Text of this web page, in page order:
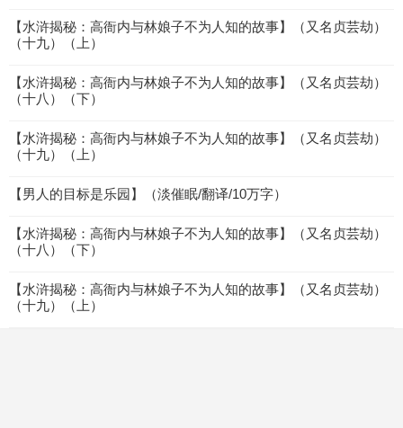
【水浒揭秘：高衙内与林娘子不为人知的故事】（又名贞芸劫）
（十九）（上）
【水浒揭秘：高衙内与林娘子不为人知的故事】（又名贞芸劫）
（十八）（下）
【水浒揭秘：高衙内与林娘子不为人知的故事】（又名贞芸劫）
（十九）（上）
【男人的目标是乐园】（淡催眠/翻译/10万字）
【水浒揭秘：高衙内与林娘子不为人知的故事】（又名贞芸劫）
（十八）（下）
【水浒揭秘：高衙内与林娘子不为人知的故事】（又名贞芸劫）
（十九）（上）